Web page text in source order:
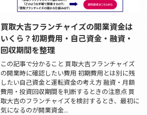
買取大吉フランチャイズの開業資金は
いくら？初期費用・自己資金・融資・
回収期間を整理
この記事で分かること 買取大吉フランチャイズ
の開業時に確認したい費用 初期費用とは別に残
したい自己資金と運転資金の考え方 融資・月額
費用・投資回収期間を判断するときの注意点 買
取大吉のフランチャイズを検討するとき、最初に
気になるのが開業資金...